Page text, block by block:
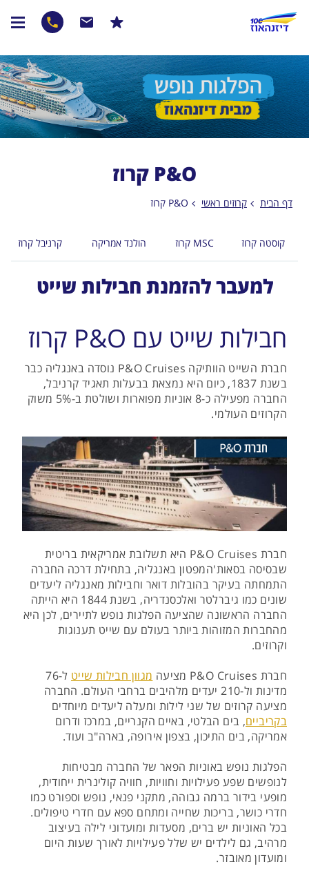
P&O קרוז
דף הבית קרוזים ראשי P&O קרוז
קוסטה קרוז MSC קרוז הולנד אמריקה קרניבל קרוז
למעבר להזמנת חבילות שייט
חבילות שייט עם P&O קרוז
חברת השייט הוותיקה P&O Cruises נוסדה באנגליה כבר
בשנת 1837, כיום היא נמצאת בבעלות תאגיד קרניבל,
החברה מפעילה כ-8 אוניות מפוארות ושולטת ב-5% משוק
הקרוזים העולמי.
חברת P&O Cruises היא תשלובת אמריקאית בריטית
שבסיסה בסאות'המפטון באנגליה, בתחילת דרכה החברה
התמחתה בעיקר בהובלות דואר וחבילות מאנגליה ליעדים
שונים כמו גיברלטר ואלכסנדריה, בשנת 1844 היא הייתה
החברה הראשונה שהציעה הפלגות נופש לתיירים, לכן היא
מהחברות המזוהות ביותר בעולם עם שייט תענוגות
וקרוזים.
חברת P&O Cruises מציעה
מגוון חבילות שייט
ל-76
מדינות ול-210 יעדים מלהיבים ברחבי העולם. החברה
מציעה קרוזים של שני לילות ומעלה ליעדים מיוחדים
בקריביים, בים הבלטי, באיים הקנריים, במרכז ודרום
אמריקה, בים התיכון, בצפון אירופה, בארה"ב ועוד.
הפלגות נופש באוניות הפאר של החברה מבטיחות
לנופשים שפע פעילויות וחוויות, חוויה קולינרית ייחודית,
מופעי בידור ברמה גבוהה, מתקני פנאי, נופש וספורט כמו
חדרי כושר, בריכות שחייה ומתחם ספא עם חדרי טיפולים.
בכל האוניות יש ברים, מסעדות ומועדוני לילה בעיצוב
מרהיב, גם לילדים יש שלל פעילויות לאורך שעות היום
ומועדון מאובזר.